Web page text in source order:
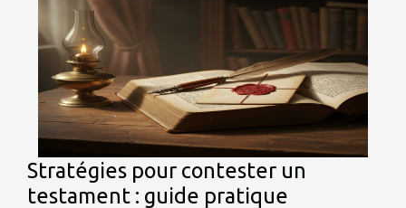
Stratégies pour contester un
testament : guide pratique